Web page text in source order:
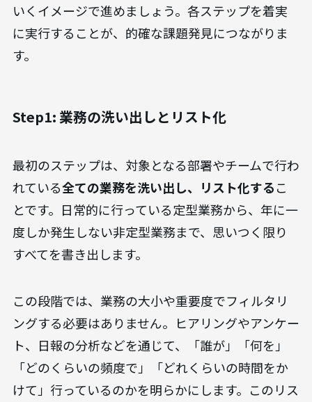
いくイメージで進めましょう。各ステップを着実
に実行することが、的確な課題発見につながりま
す。
Step1: 業務の洗い出しとリスト化
最初のステップは、対象となる部署やチームで行わ
れている全ての業務を洗い出し、リスト化するこ
とです。日常的に行っている定型業務から、年に一
度しか発生しない非定型業務まで、思いつく限り
すべてを書き出します。
この段階では、業務の大小や重要度でフィルタリ
ングする必要はありません。ヒアリングやアンケー
ト、日報の分析などを通じて、「誰が」「何を」
「どのくらいの頻度で」「どれくらいの時間をか
けて」行っているのかを明らかにします。このリス